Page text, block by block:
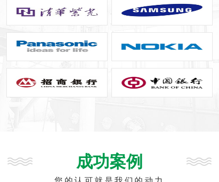
成功案例